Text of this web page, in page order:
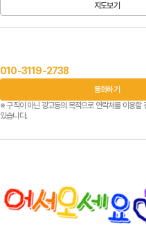
지도보기
010-3119-2738
통화하기
※ 구직이 아닌 광고등의 목적으로 연락처를 이용할
있습니다.